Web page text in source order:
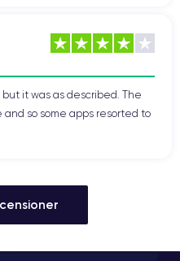
it was as described. The
and so some apps resorted to